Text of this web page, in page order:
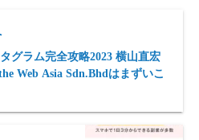
グラム完全攻略2023 横山直宏
Web Asia Sdn.Bhdはまずいこ